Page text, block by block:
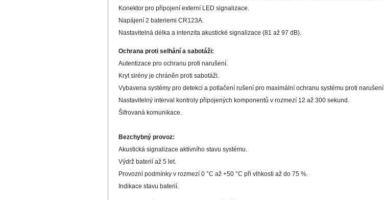
Konektor pro připojení externí LED signalizace.
Napájení 2 bateriemi CR123A.
Nastavitelná délka a intenzita akustické signalizace (81 až 97 dB).
Ochrana proti selhání a sabotáži:
Autentizace pro ochranu proti narušení.
Kryt sirény je chráněn proti sabotáži.
Vybavena systémy pro detekci a potlačení rušení pro maximální ochranu systému proti narušení.
Nastavitelný interval kontroly připojených komponentů v rozmezí 12 až 300 sekund.
Šifrovaná komunikace.
Bezchybný provoz:
Akustická signalizace aktivního stavu systému.
Výdrž baterií až 5 let.
Provozní podmínky v rozmezí 0 °C až +50 °C při vlhkosti až do 75 %.
Indikace stavu baterií.